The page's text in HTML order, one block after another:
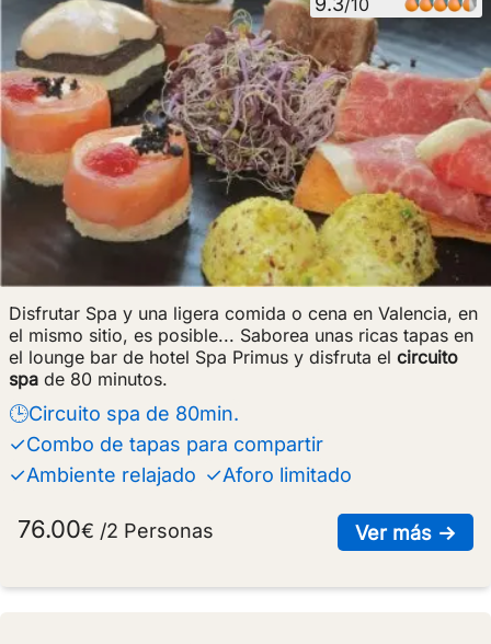
/10
Disfrutar Spa y una ligera comida o cena en Valencia, en
el mismo sitio, es posible... Saborea unas ricas tapas en
el lounge bar de hotel Spa Primus y disfruta el circuito
spa de 80 minutos.
🕒Circuito spa de 80min.
✓Combo de tapas para compartir
✓Ambiente relajado ✓Aforo limitado
Ver más →
76.00€ /2 Personas